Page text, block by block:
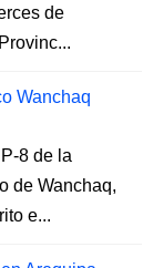
de
Wanchaq
8 de la
de Wanchaq,
e...